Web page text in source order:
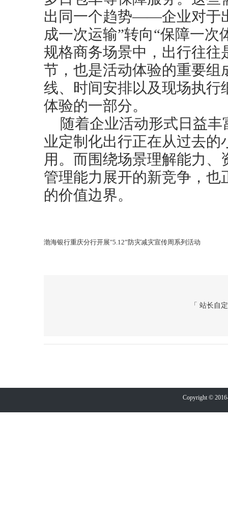
出同一个趋势——企业对于
成一次运输”转向“保障一
规格商务场景中，出行往
节，也是活动体验的重要组
线、时间安排以及现场执
体验的一部分。
随着企业活动形式日益
业定制化出行正在从过去
用。而围绕场景理解能力
管理能力展开的新竞争，
的价值边界。
渤海银行重庆分行开展"5.12”防灾减灾宣传周系列活动
「 站长自
Copyright ©